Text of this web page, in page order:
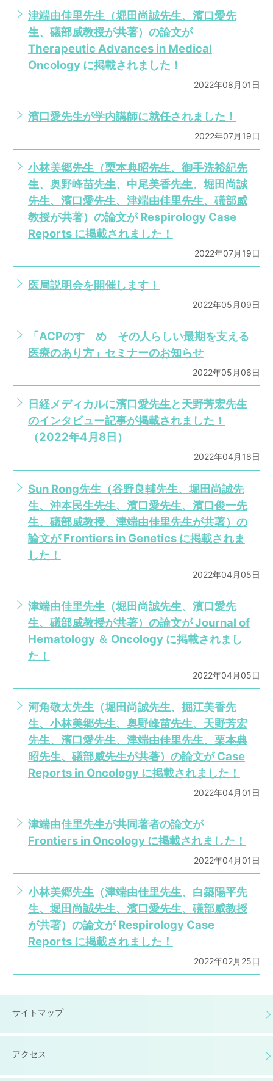
津端由佳里先生（堀田尚誠先生、濱口愛先
生、礒部威教授が共著）の論文が
Therapeutic Advances in Medical
Oncology に掲載されました！
2022年08月01日
濱口愛先生が学内講師に就任されました！
2022年07月19日
小林美郷先生（栗本典昭先生、御手洗裕紀先
生、奥野峰苗先生、中尾美香先生、堀田尚誠
先生、濱口愛先生、津端由佳里先生、礒部威
教授が共著）の論文が Respirology Case
Reports に掲載されました！
2022年07月19日
医局説明会を開催します！
2022年05月09日
「ACPのすゝめ その人らしい最期を支える
医療のあり方」セミナーのお知らせ
2022年05月06日
日経メディカルに濱口愛先生と天野芳宏先生
のインタビュー記事が掲載されました！
（2022年4月8日）
2022年04月18日
Sun Rong先生（谷野良輔先生、堀田尚誠先
生、沖本民生先生、濱口愛先生、濱口俊一先
生、礒部威教授、津端由佳里先生が共著）の
論文が Frontiers in Genetics に掲載されま
した！
2022年04月05日
津端由佳里先生（堀田尚誠先生、濱口愛先
生、礒部威教授が共著）の論文が Journal of
Hematology ＆ Oncology に掲載されまし
た！
2022年04月05日
河角敬太先生（堀田尚誠先生、掘江美香先
生、小林美郷先生、奥野峰苗先生、天野芳宏
先生、濱口愛先生、津端由佳里先生、栗本典
昭先生、礒部威先生が共著）の論文が Case
Reports in Oncology に掲載されました！
2022年04月01日
津端由佳里先生が共同著者の論文が
Frontiers in Oncology に掲載されました！
2022年04月01日
小林美郷先生（津端由佳里先生、白築陽平先
生、堀田尚誠先生、濱口愛先生、礒部威教授
が共著）の論文が Respirology Case
Reports に掲載されました！
2022年02月25日
サイトマップ
アクセス